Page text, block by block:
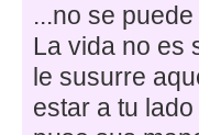
...no se
La vida no es
le susurre
estar a tu